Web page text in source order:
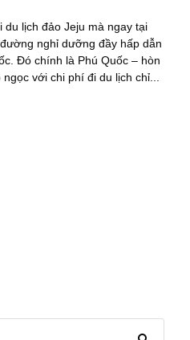
lịch đảo Jeju mà ngay tại
nghỉ dưỡng đầy hấp dẫn
Đó chính là Phú Quốc – hòn
với chi phí đi du lịch chỉ...